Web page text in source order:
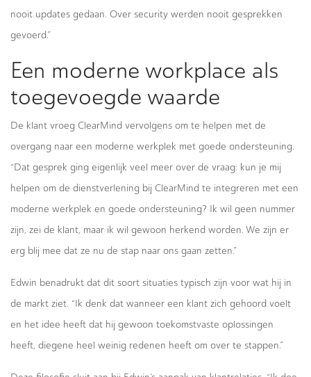
nooit updates gedaan. Over security werden nooit gesprekken
gevoerd.”
Een moderne workplace als
toegevoegde waarde
De klant vroeg ClearMind vervolgens om te helpen met de
overgang naar een moderne werkplek met goede ondersteuning.
“Dat gesprek ging eigenlijk veel meer over de vraag: kun je mij
helpen om de dienstverlening bij ClearMind te integreren met een
moderne werkplek en goede ondersteuning? Ik wil geen nummer
zijn, zei de klant, maar ik wil gewoon herkend worden. We zijn er
erg blij mee dat ze nu de stap naar ons gaan zetten.”
Edwin benadrukt dat dit soort situaties typisch zijn voor wat hij in
de markt ziet. “Ik denk dat wanneer een klant zich gehoord voelt
en het idee heeft dat hij gewoon toekomstvaste oplossingen
heeft, diegene heel weinig redenen heeft om over te stappen.”